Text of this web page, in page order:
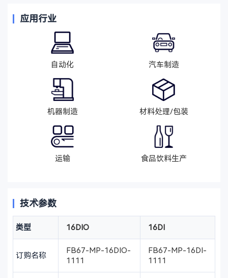
应用行业
自动化 汽车制造
机器制造 材料处理/包装
运输 食品饮料生产
技术参数
类型 16DIO 16DI
订购名称
FB67-MP-16DIO-
1111
FB67-MP-16DI-
1111